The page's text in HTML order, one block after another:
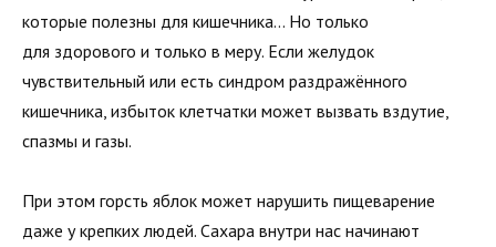
которые полезны для кишечника… Но только
для здорового и только в меру. Если желудок
чувствительный или есть синдром раздражённого
кишечника, избыток клетчатки может вызвать вздутие,
спазмы и газы.
При этом горсть яблок может нарушить пищеварение
даже у крепких людей. Сахара внутри нас начинают